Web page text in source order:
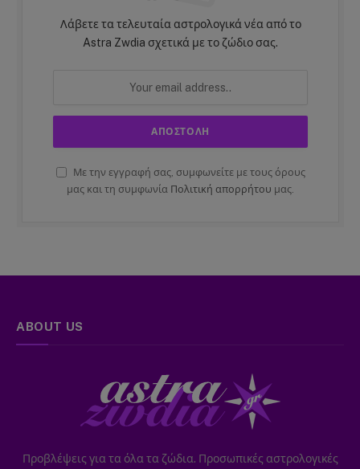
Λάβετε τα τελευταία αστρολογικά νέα από το
Astra Zwdia σχετικά με το ζώδιο σας.
Με την εγγραφή σας, συμφωνείτε με τους όρους
μας και τη συμφωνία Πολιτική απορρήτου μας.
ABOUT US
Προβλέψεις για τα όλα τα ζώδια. Προσωπικές αστρολογικές